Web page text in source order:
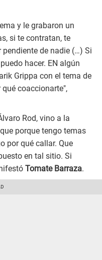
y le grabaron un
si te contratan, te
de nadie (…) Si
hacer. EN algún
Grippa con el tema de
coaccionarte",
Rod, vino a la
porque tengo temas
por qué callar. Que
en tal sitio. Si
Tomate Barraza.